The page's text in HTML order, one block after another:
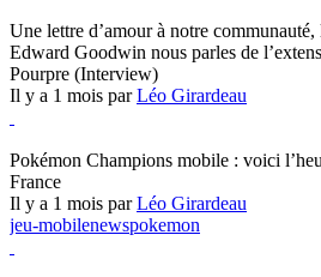
Une lettre d’amour à notre
Edward Goodwin nous parles de
Pourpre (Interview)
Il y a 1 mois parLéo Girardeau
Pokémon Champions mobile : voici
France
Il y a 1 mois parLéo Girardeau
jeu-mobilenewspokemon